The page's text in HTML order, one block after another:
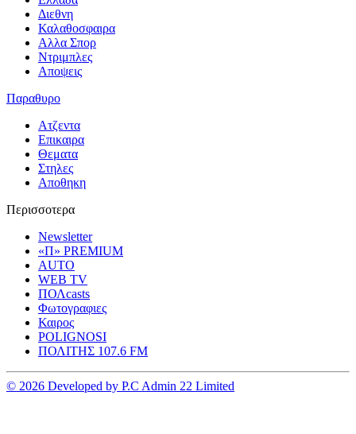
Διεθνη
Καλαθοσφαιρα
Αλλα Σπορ
Ντριμπλες
Αποψεις
Παραθυρο
Ατζεντα
Επικαιρα
Θεματα
Στηλες
Αποθηκη
Περισσοτερα
Newsletter
«Π» PREMIUM
AUTO
WEB TV
ΠΟΛcasts
Φωτογραφιες
Καιρος
POLIGNOSI
ΠΟΛΙΤΗΣ 107.6 FM
© 2026 Developed by P.C Admin 22 Limited